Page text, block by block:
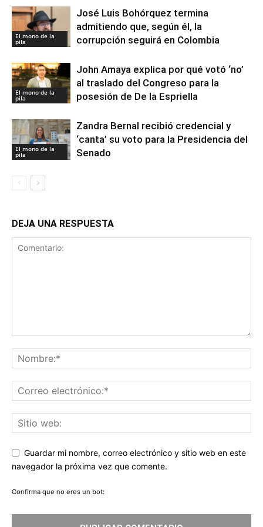
El mono de la
pila
José Luis Bohórquez termina
admitiendo que, según él, la
corrupción seguirá en Colombia
El mono de la
pila
John Amaya explica por qué votó ‘no’
al traslado del Congreso para la
posesión de De la Espriella
El mono de la
pila
Zandra Bernal recibió credencial y
‘canta’ su voto para la Presidencia del
Senado
DEJA UNA RESPUESTA
Guardar mi nombre, correo electrónico y sitio web en este
navegador la próxima vez que comente.
Confirma que no eres un bot: